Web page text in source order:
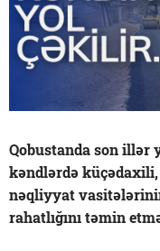
Qobustanda son illər
kəndlərdə
nəqliyyat
rahatlığını təmin